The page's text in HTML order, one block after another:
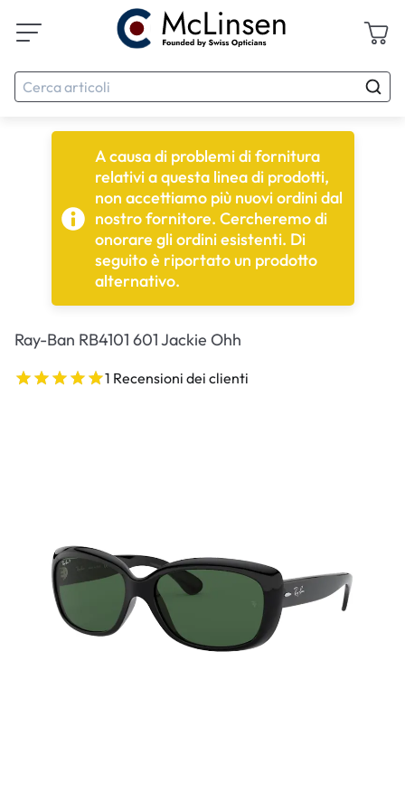
A causa di problemi di fornitura
relativi a questa linea di prodotti,
non accettiamo più nuovi ordini dal
nostro fornitore. Cercheremo di
onorare gli ordini esistenti. Di
seguito è riportato un prodotto
alternativo.
Ray-Ban RB4101 601 Jackie Ohh
1 Recensioni dei clienti